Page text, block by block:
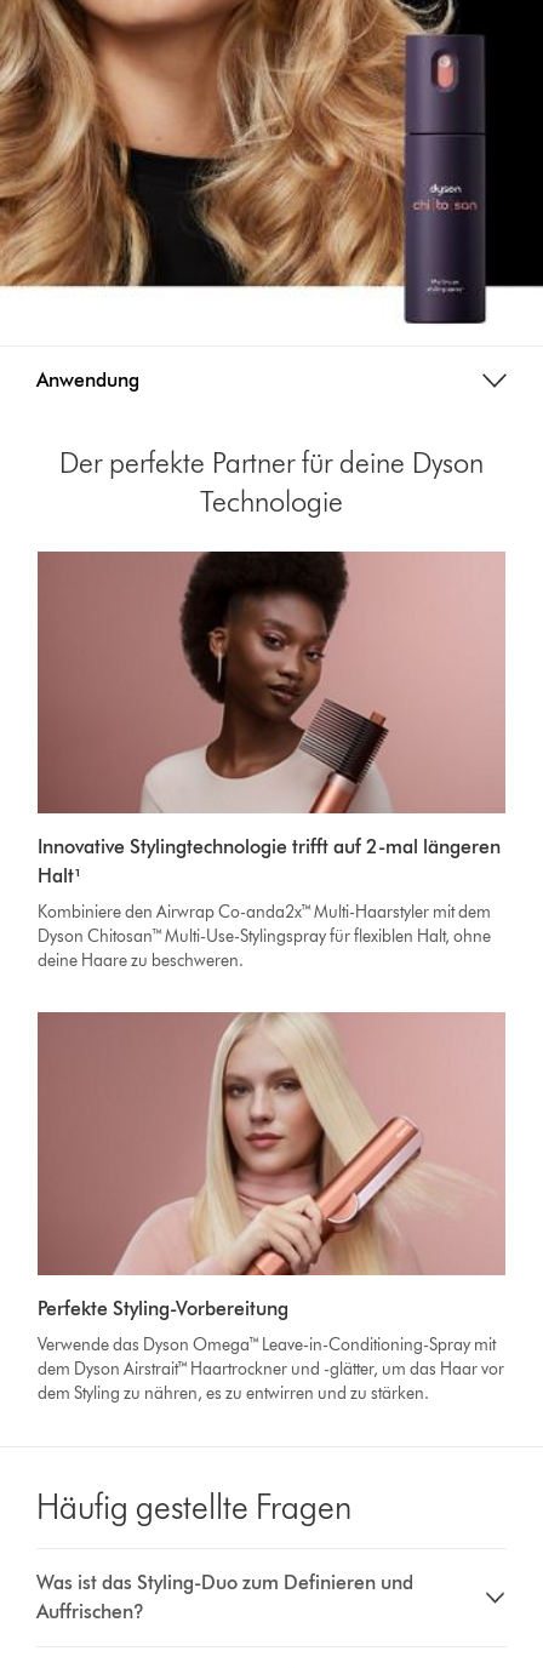
Anwendung
Der perfekte Partner für deine Dyson
Technologie
Innovative Stylingtechnologie trifft auf 2-mal längeren
Halt¹
Kombiniere den Airwrap Co-anda2x™ Multi-Haarstyler mit dem
Dyson Chitosan™ Multi-Use-Stylingspray für flexiblen Halt, ohne
deine Haare zu beschweren.
Perfekte Styling-Vorbereitung
Verwende das Dyson Omega™ Leave-in-Conditioning-Spray mit
dem Dyson Airstrait™ Haartrockner und -glätter, um das Haar vor
dem Styling zu nähren, es zu entwirren und zu stärken.
Häufig gestellte Fragen
Was ist das Styling-Duo zum Definieren und
Auffrischen?